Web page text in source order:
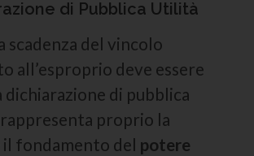
di Pubblica Utilità
scadenza del vincolo
all’esproprio deve essere
dichiarazione di pubblica
proprio la
il fondamento del potere